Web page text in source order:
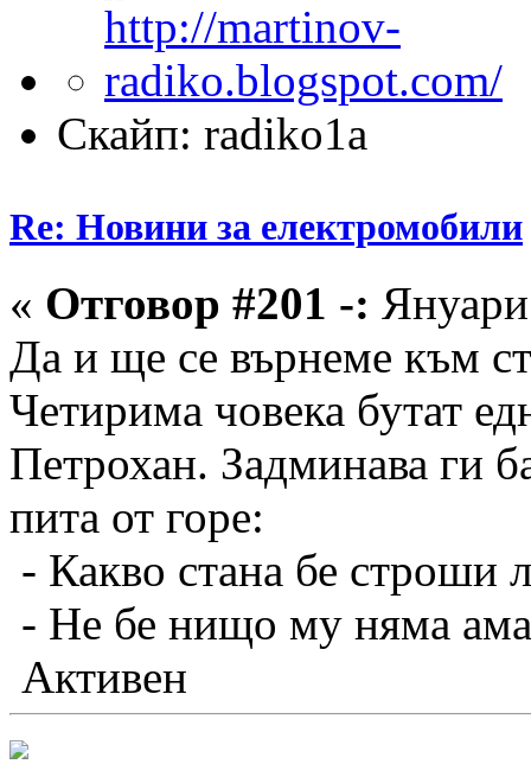
Скайп: radiko1a
Re: Новини за електромобили
« Отговор #201 -:
Да и ще се върнеме към
Четирима човека бутат
Петрохан. Задминава ги
пита от горе:
- Какво стана бе строши
- Не бе нищо му няма
Активен